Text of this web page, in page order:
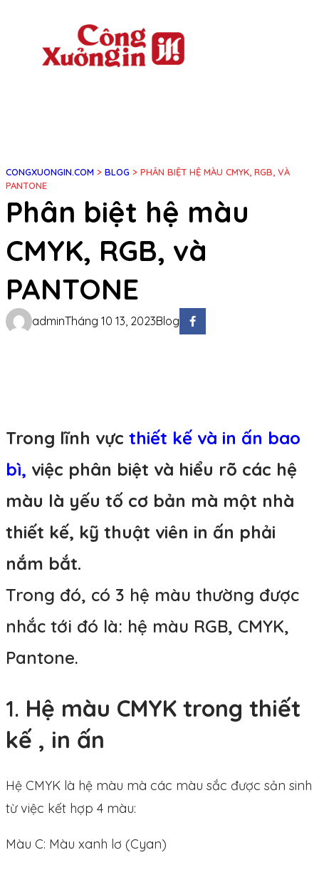
CONGXUONGIN.COM > BLOG > PHÂN BIỆT HỆ MÀU CMYK, RGB, VÀ
PANTONE
Phân biệt hệ màu
CMYK, RGB, và
PANTONE
adminTháng 10 13, 2023Blog
Trong lĩnh vực thiết kế và in ấn bao
bì, việc phân biệt và hiểu rõ các hệ
màu là yếu tố cơ bản mà một nhà
thiết kế, kỹ thuật viên in ấn phải
nắm bắt.
Trong đó, có 3 hệ màu thường được
nhắc tới đó là: hệ màu RGB, CMYK,
Pantone.
1. Hệ màu CMYK trong thiết
kế , in ấn
Hệ CMYK là hệ màu mà các màu sắc được sản sinh
từ việc kết hợp 4 màu:
Màu C: Màu xanh lơ (Cyan)